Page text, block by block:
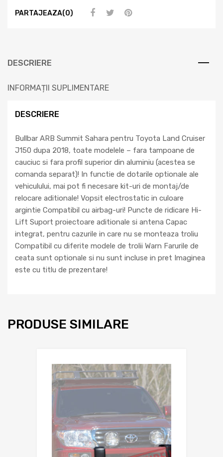
PARTAJEAZA(0)
DESCRIERE
INFORMAȚII SUPLIMENTARE
DESCRIERE
Bullbar ARB Summit Sahara pentru Toyota Land Cruiser
J150 dupa 2018, toate modelele – fara tampoane de
cauciuc si fara profil superior din aluminiu (acestea se
comanda separat)! In functie de dotarile optionale ale
vehiculului, mai pot fi necesare kit-uri de montaj/de
relocare aditionale! Vopsit electrostatic in culoare
argintie Compatibil cu airbag-uri! Puncte de ridicare Hi-
Lift Suport proiectoare aditionale si antena Capac
integrat, pentru cazurile in care nu se monteaza troliu
Compatibil cu diferite modele de trolii Warn Farurile de
ceata sunt optionale si nu sunt incluse in pret Imaginea
este cu titlu de prezentare!
PRODUSE SIMILARE